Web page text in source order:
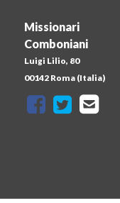
Missionari
Comboniani
Luigi Lilio, 80
00142 Roma (Italia)